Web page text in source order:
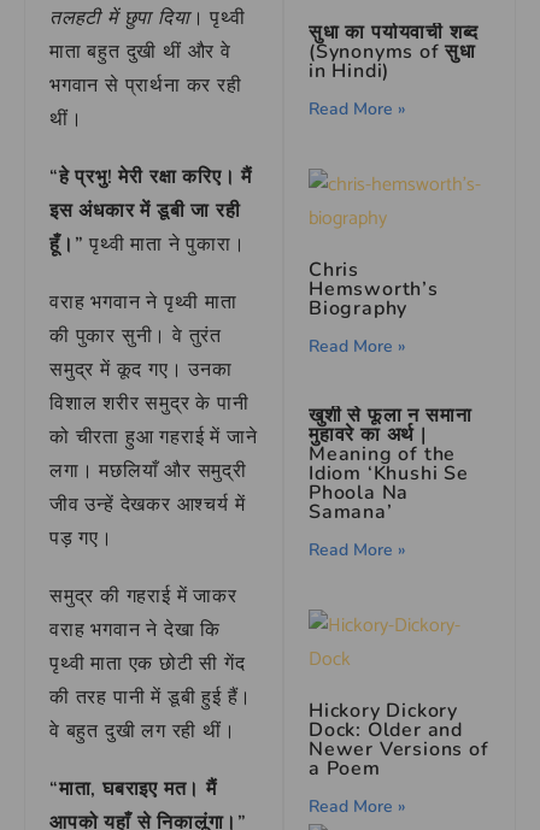
तलहटी में छुपा दिया। पृथ्वी
माता बहुत दुखी थीं और वे
भगवान से प्रार्थना कर रही
थीं।
“हे प्रभु! मेरी रक्षा करिए। मैं
इस अंधकार में डूबी जा रही
हूँ।” पृथ्वी माता ने पुकारा।
वराह भगवान ने पृथ्वी माता
की पुकार सुनी। वे तुरंत
समुद्र में कूद गए। उनका
विशाल शरीर समुद्र के पानी
को चीरता हुआ गहराई में जाने
लगा। मछलियाँ और समुद्री
जीव उन्हें देखकर आश्चर्य में
पड़ गए।
समुद्र की गहराई में जाकर
वराह भगवान ने देखा कि
पृथ्वी माता एक छोटी सी गेंद
की तरह पानी में डूबी हुई हैं।
वे बहुत दुखी लग रही थीं।
“माता, घबराइए मत। मैं
आपको यहाँ से निकालूंगा।”
सुधा का पर्यायवाची शब्द
(Synonyms of सुधा
in Hindi)
Read More »
Chris
Hemsworth’s
Biography
Read More »
खुशी से फूला न समाना
मुहावरे का अर्थ |
Meaning of the
Idiom ‘Khushi Se
Phoola Na
Samana’
Read More »
Hickory Dickory
Dock: Older and
Newer Versions of
a Poem
Read More »